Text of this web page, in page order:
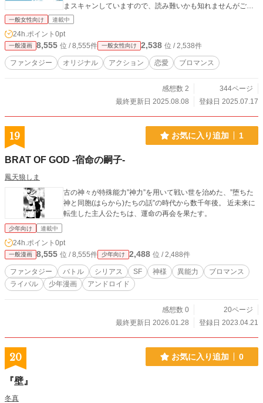
まスキャンしていますので、読み難いかも知れませんがご了
承下さいませ）
一般女性向け 連載中
24h.ポイント 0pt
一般漫画 8,555 位 / 8,555件 一般女性向け 2,538 位 / 2,538件
ファンタジー オリジナル アクション 恋愛 ブロマンス
感想数 2
344ページ
最終更新日 2025.08.08
登録日 2025.07.17
19 お気に入り追加 1
BRAT OF GOD -宿命の嗣子-
鳳天狼しま
古の神々が特殊能力”神力”を用いて戦い世を治めた、”堕ちた
神と同胞(はらから)たちの話”の時代から数千年後。 近未来に
転生した主人公たちは、運命の再会を果たす。
少年向け 連載中
24h.ポイント 0pt
一般漫画 8,555 位 / 8,555件 少年向け 2,488 位 / 2,488件
ファンタジー バトル シリアス SF 神様 異能力
ブロマンス
ライバル
少年漫画 アンドロイド
感想数 0
20ページ
最終更新日 2026.01.28
登録日 2023.04.21
20 お気に入り追加 0
『壁』
冬真